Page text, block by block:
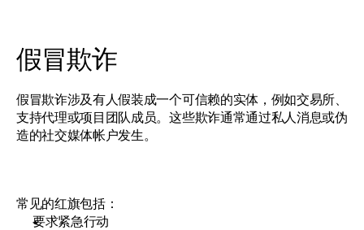
假冒欺诈
假冒欺诈涉及有人假装成一个可信赖的实体，例如交易所、
支持代理或项目团队成员。这些欺诈通常通过私人消息或伪
造的社交媒体帐户发生。
常见的红旗包括：
要求紧急行动